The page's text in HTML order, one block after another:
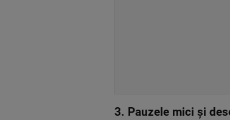
3. Pauzele mici și